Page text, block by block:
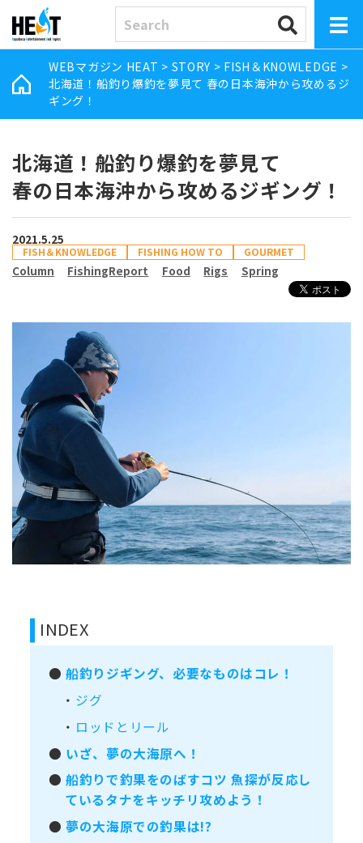
WEBマガジン HEAT > STORY > FISH＆KNOWLEDGE >
北海道！船釣り爆釣を夢見て 春の日本海沖から攻めるジ
ギング！
北海道！船釣り爆釣を夢見て
春の日本海沖から攻めるジギング！
2021.5.25
FISH＆KNOWLEDGE FISHING HOW TO GOURMET
Column FishingReport Food Rigs Spring
INDEX
●船釣りジギング、必要なものはコレ！
・ ジグ
・ ロッドとリール
● いざ、夢の大海原へ！
●船釣りで釣果をのばすコツ 魚探が反応し
ているタナをキッチリ攻めよう！
● 夢の大海原での釣果は!?